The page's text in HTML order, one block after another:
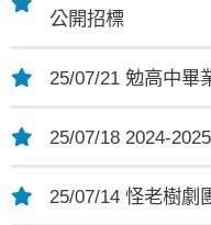
公開招標
25/07/21 勉高中畢
25/07/18 2024-
25/07/14 怪老樹劇